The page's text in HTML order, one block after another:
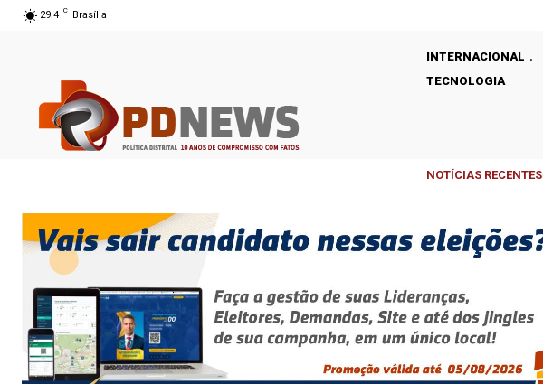
29.4 C Brasília
INTERNACIONAL
TECNOLOGIA
NOTÍCIAS RECENTES